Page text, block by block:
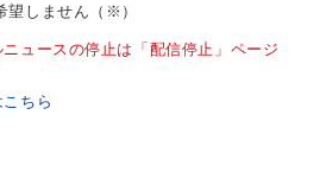
望しません（※）
ュースの停止は「配信停止」ページ
ちら